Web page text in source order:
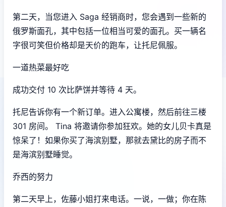
第二天，当您进入 Saga 经销商时，您会遇到一些新的
俄罗斯面孔，其中包括一位相当可爱的面孔。买一辆名
字很可笑但价格却是天价的跑车，让托尼佩服。
一道热菜最好吃
成功交付 10 次比萨饼并等待 4 天。
托尼告诉你有一个新订单。进入公寓楼，然后前往三楼
301 房间。 Tina 将邀请你参加狂欢。她的女儿贝卡真是
惊呆了！如果你买了海滨别墅，那就去黛比的房子而不
是海滨别墅睡觉。
乔西的努力
第二天早上，佐藤小姐打来电话。一说，一做；你在陈